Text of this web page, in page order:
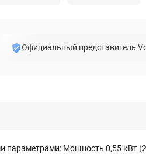
Официальный представитель
Мощность 0,55 кВт